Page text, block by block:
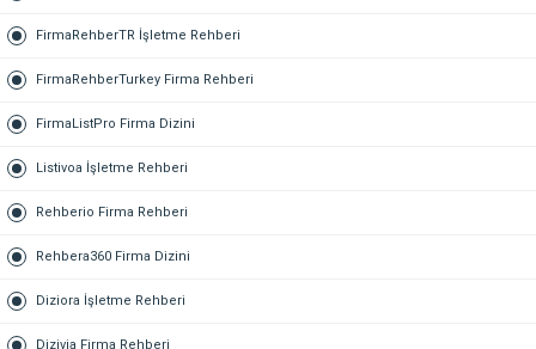
FirmaRehberTR İşletme Rehberi
FirmaRehberTurkey Firma Rehberi
FirmaListPro Firma Dizini
Listivoa İşletme Rehberi
Rehberio Firma Rehberi
Rehbera360 Firma Dizini
Diziora İşletme Rehberi
Dizivia Firma Rehberi